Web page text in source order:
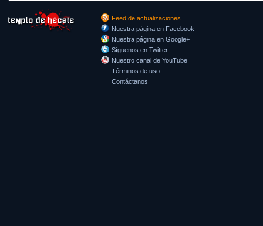
Feed de actualizaciones
Nuestra página en Facebook
Nuestra página en Google+
Síguenos en Twitter
Nuestro canal de YouTube
Términos de uso
Contáctanos